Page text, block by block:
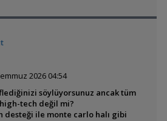
2026 04:54
söylüyorsunuz ancak tüm
tech değil mi?
desteği ile monte carlo halı gibi